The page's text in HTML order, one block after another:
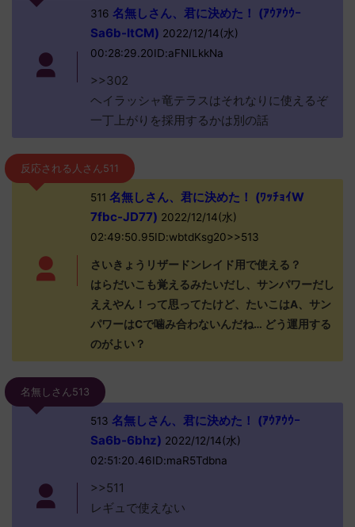
316 名無しさん、君に決めた！ (ｱｳｱｳｳｰ
Sa6b-ItCM) 2022/12/14(水)
00:28:29.20ID:aFNILkkNa
>>302
ヘイラッシャ竜テラスはそれなりに使えるぞ
一丁上がりを採用するかは別の話
反応される人さん511
511 名無しさん、君に決めた！ (ﾜｯﾁｮｲW
7fbc-JD77) 2022/12/14(水)
02:49:50.95ID:wbtdKsg20>>513
さいきょうリザードンレイド用で使える？
はらだいこも覚えるみたいだし、サンパワーだし
ええやん！って思ってたけど、たいこはA、サン
パワーはCで噛み合わないんだね… どう運用する
のがよい？
名無しさん513
513 名無しさん、君に決めた！ (ｱｳｱｳｳｰ
Sa6b-6bhz) 2022/12/14(水)
02:51:20.46ID:maR5Tdbna
>>511
レギュで使えない